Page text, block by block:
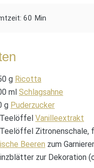
60 Min
g Ricotta
ml Schlagsahne
g Puderzucker
Vanilleextrakt
Zitronenschale,
Beeren zum
zur Dekoration